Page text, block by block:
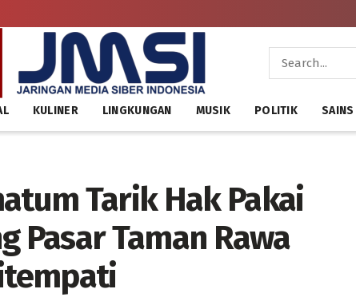
KULINER LINGKUNGAN MUSIK POLITIK SAINS
Tarik Hak Pakai
Pasar Taman Rawa